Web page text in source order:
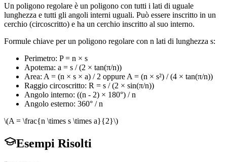
Un poligono regolare è un poligono con tutti i lati di uguale
lunghezza e tutti gli angoli interni uguali. Può essere inscritto in un
cerchio (circoscritto) e ha un cerchio inscritto al suo interno.
Formule chiave per un poligono regolare con n lati di lunghezza s:
Perimetro: P = n × s
Apotema: a = s / (2 × tan(π/n))
Area: A = (n × s × a) / 2 oppure A = (n × s²) / (4 × tan(π/n))
Raggio circoscritto: R = s / (2 × sin(π/n))
Angolo interno: ((n - 2) × 180°) / n
Angolo esterno: 360° / n
\(A = \frac{n \times s \times a}{2}\)
Esempi Risolti